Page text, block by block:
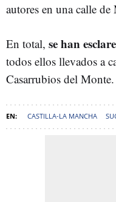
autores en una calle
En total, se han
todos ellos llevados a
Casarrubios del Monte.
CASTILLA-LA MANCHA